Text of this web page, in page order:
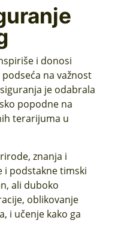
i donosi
na važnost
je odabrala
popodne na
terarijuma u
znanja i
i podstakne timski
ali duboko
oblikovanje
i učenje kako ga